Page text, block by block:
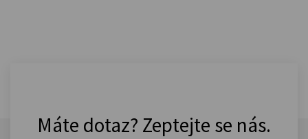
Máte dotaz? Zeptejte se nás.